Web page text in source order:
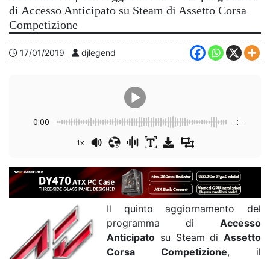
di Accesso Anticipato su Steam di Assetto Corsa
Competizione
17/01/2019 djlegend
0:00 -:--
1x
Il quinto aggiornamento del
programma di Accesso
Anticipato su Steam di Assetto
Corsa Competizione, il